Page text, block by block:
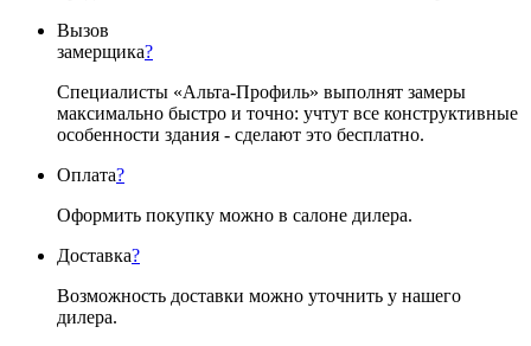
Вызов
замерщика?
Специалисты «Альта-Профиль» выполнят замеры
максимально быстро и точно: учтут все конструктивные
особенности здания - сделают это бесплатно.
Оплата?
Оформить покупку можно в салоне дилера.
Доставка?
Возможность доставки можно уточнить у нашего
дилера.